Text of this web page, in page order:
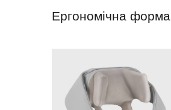
Ергономічна форма